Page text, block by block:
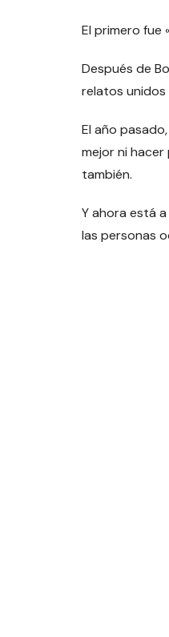
El primero fue
Después de
relatos unidos
El año
mejor ni
también.
Y ahora está
las personas